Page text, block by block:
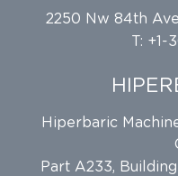
2250 Nw 84th Ave
T:
Hiperbaric
Part A233,